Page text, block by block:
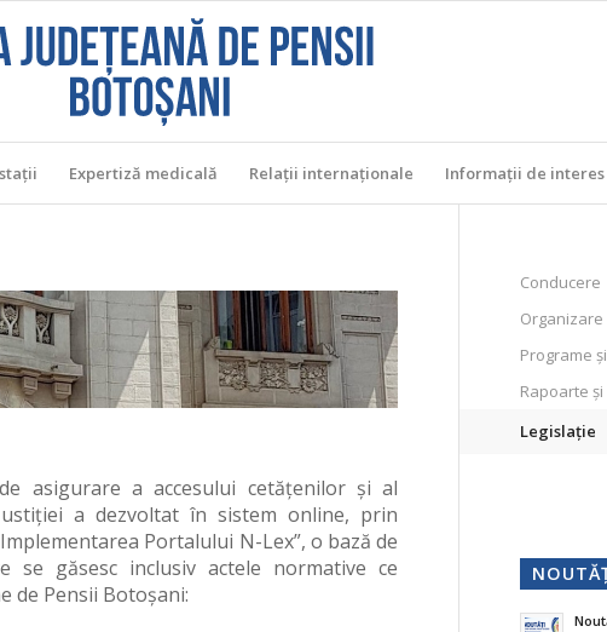
Expertiză medicală Relații internaţionale Informații de
asigurare a accesului cetăţenilor şi al
a dezvoltat în sistem online, prin
Portalului N-Lex”, o bază de
se găsesc inclusiv actele normative ce
de Pensii Botoșani:
Conducere
Organizare
Programe
Rapoarte
Legislaţie